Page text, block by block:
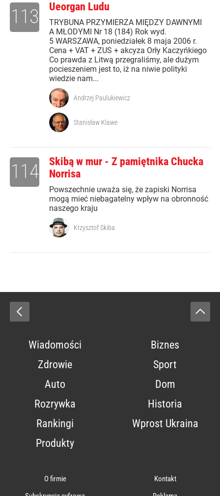
Ueorgan Ludu
TRYBUNA PRZYMIERZA MIĘDZY DAWNYMI
A MŁODYMI Nr 18 (184) Rok wyd.
5 WARSZAWA, poniedziałek 8 maja 2006 r.
Cena + VAT + ZUS + akcyza Orły Kaczyńkiego
Co prawda z Litwą przegraliśmy, ale dużym
pocieszeniem jest to, iż na niwie polityki
wiedzie nam...
113
Andrzej Paulukiewicz
Stanisław Klawe
Skibą w mur - Z pamiętnika Chucka
Norrisa
Powszechnie uważa się, że zapiski Norrisa
mogą mieć niebagatelny wpływ na obronność
naszego kraju
114
Krzysztof Skiba
Wiadomości
Biznes
Zdrowie
Sport
Auto
Dom
Rozrywka
Historia
Rankingi
Wprost Ukraina
Produkty
O firmie
Kontakt